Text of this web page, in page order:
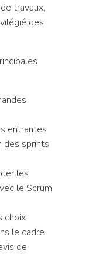
travaux,
des
entrantes
des sprints
les
le Scrum
choix
le cadre
de